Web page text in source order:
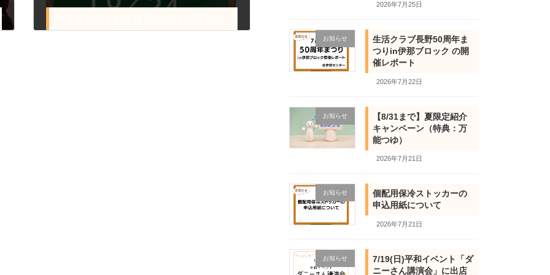
2026年7月25日
お知らせ
生活クラブ長野50周年ま
つりin伊那ブロック の開
催レポート
2026年7月22日
お知らせ
【8/31まで】夏限定紹介
キャンペーン（特典：万
能つゆ）
2026年7月21日
お知らせ
個配用保冷ストッカーの
申込用紙について
2026年7月21日
お知らせ
7/19(日)平和イベント「ダ
ニーさん講演会」に出店